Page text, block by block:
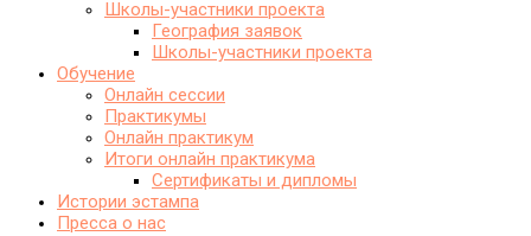
Школы-участники проекта
География заявок
Школы-участники проекта
Обучение
Онлайн сессии
Практикумы
Онлайн практикум
Итоги онлайн практикума
Сертификаты и дипломы
Истории эстампа
Пресса о нас